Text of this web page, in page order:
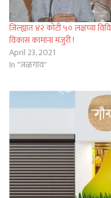
जिल्ह्यात ४२ कोटी ५० लक्षच्या
विकास कामांना मंजुरी !
April 23, 2021
In "जळगाव"